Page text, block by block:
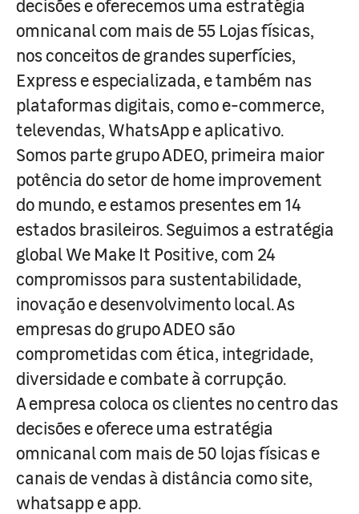
decisões e oferecemos uma estratégia
omnicanal com mais de 55 Lojas físicas,
nos conceitos de grandes superfícies,
Express e especializada, e também nas
plataformas digitais, como e-commerce,
televendas, WhatsApp e aplicativo.
Somos parte grupo ADEO, primeira maior
potência do setor de home improvement
do mundo, e estamos presentes em 14
estados brasileiros. Seguimos a estratégia
global We Make It Positive, com 24
compromissos para sustentabilidade,
inovação e desenvolvimento local. As
empresas do grupo ADEO são
comprometidas com ética, integridade,
diversidade e combate à corrupção.
A empresa coloca os clientes no centro das
decisões e oferece uma estratégia
omnicanal com mais de 50 lojas físicas e
canais de vendas à distância como site,
whatsapp e app.